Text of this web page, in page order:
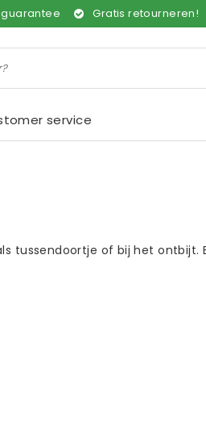
Gratis retourneren!
service
tussendoortje of bij het ontbijt.